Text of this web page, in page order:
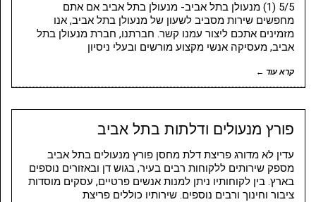
5/5 (1) מנעולן בתל אביב- מנעולן בתל אביב אם אתם
מחפשים שירות מסביב לשעון של מנעולן בתל אביב, אנו
מזמינים אתכם ליצור עמנו קשר. חברתנו, חברת מנעולן בתל
אביב, מעסיקה אנשי מקצוע מורשים ובעלי ניסיון
קרא עוד ←
פורץ מנעולים ודלתות בתל אביב
עדין לא מדורג פריצת דלת מחסן פורץ מנעולים בתל אביב
מספק שירותים ללקוחות רבים בעיר, בגוש דן ובאזורים נוספים
בארץ. בין לקוחותיו ניתן למנות אנשים פרטיים, עסקים מוסדות
ציבור וחינוך ורבים נוספים. שירותיו כוללים פריצת